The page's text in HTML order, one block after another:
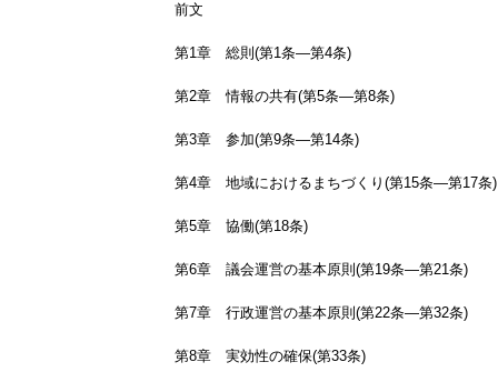
前文
第1章 総則(第1条―第4条)
第2章 情報の共有(第5条―第8条)
第3章 参加(第9条―第14条)
第4章 地域におけるまちづくり(第15条―第17条)
第5章 協働(第18条)
第6章 議会運営の基本原則(第19条―第21条)
第7章 行政運営の基本原則(第22条―第32条)
第8章 実効性の確保(第33条)